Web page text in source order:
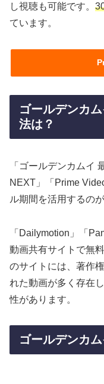
し視聴も可能です。
ています。
ゴールデンカ
法は？
「ゴールデンカムイ
NEXT」「Prime
ル期間を活用するの
「Dailymotion」「
動画共有サイトで無
のサイトには、著作
れた動画が多く存在
性があります。
ゴールデンカ